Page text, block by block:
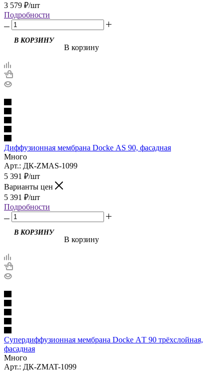
3 579 ₽/шт
Подробности
В корзину
Диффузионная мембрана Docke АS 90, фасадная
Много
Арт.: ДК-ZMAS-1099
5 391 ₽/шт
Варианты цен
5 391 ₽/шт
Подробности
В корзину
Супердиффузионная мембрана Docke АT 90 трёхслойная,
фасадная
Много
Арт.: ДК-ZMAT-1099